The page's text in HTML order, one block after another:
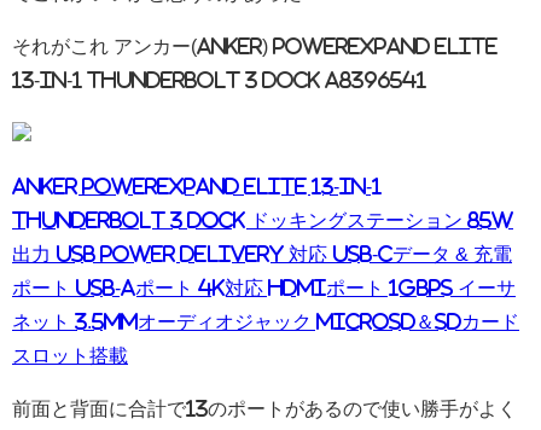
それがこれ アンカー(ANKER) PowerExpand Elite
13-in-1 Thunderbolt 3 Dock A8396541
Anker PowerExpand Elite 13-in-1
Thunderbolt 3 Dock ドッキングステーション 85W
出力 USB Power Delivery 対応 USB-Cデータ & 充電
ポート USB-Aポート 4K対応 HDMIポート 1Gbps イーサ
ネット 3.5mmオーディオジャック microSD＆SDカード
スロット搭載
前面と背面に合計で13のポートがあるので使い勝手がよく